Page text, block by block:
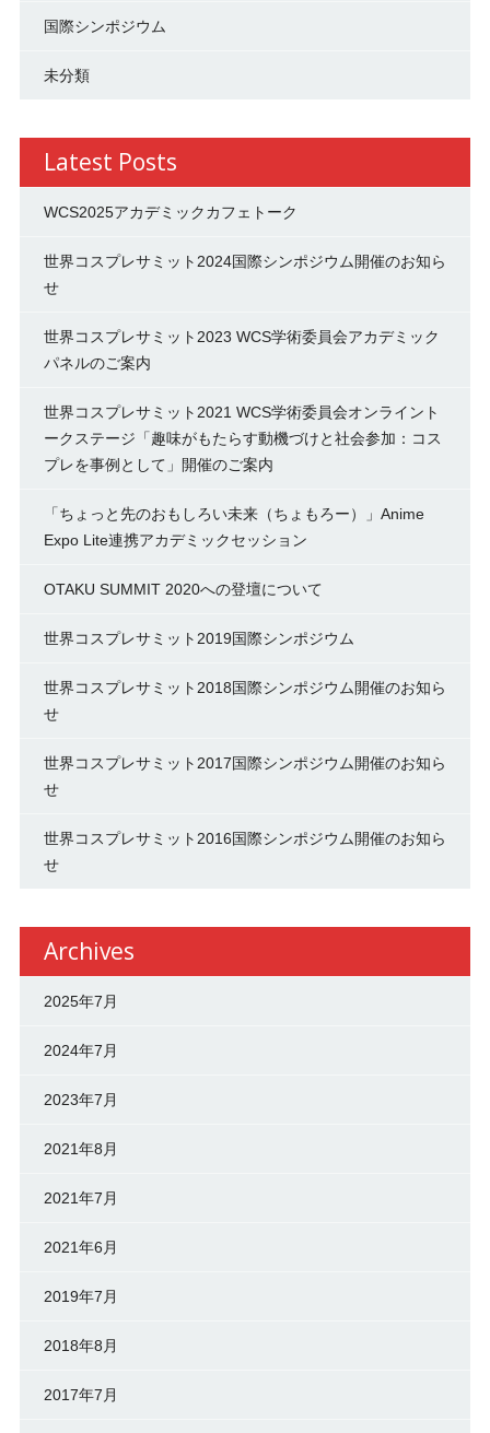
国際シンポジウム
未分類
Latest Posts
WCS2025アカデミックカフェトーク
世界コスプレサミット2024国際シンポジウム開催のお知ら
せ
世界コスプレサミット2023 WCS学術委員会アカデミック
パネルのご案内
世界コスプレサミット2021 WCS学術委員会オンライント
ークステージ「趣味がもたらす動機づけと社会参加：コス
プレを事例として」開催のご案内
「ちょっと先のおもしろい未来（ちょもろー）」Anime
Expo Lite連携アカデミックセッション
OTAKU SUMMIT 2020への登壇について
世界コスプレサミット2019国際シンポジウム
世界コスプレサミット2018国際シンポジウム開催のお知ら
せ
世界コスプレサミット2017国際シンポジウム開催のお知ら
せ
世界コスプレサミット2016国際シンポジウム開催のお知ら
せ
Archives
2025年7月
2024年7月
2023年7月
2021年8月
2021年7月
2021年6月
2019年7月
2018年8月
2017年7月